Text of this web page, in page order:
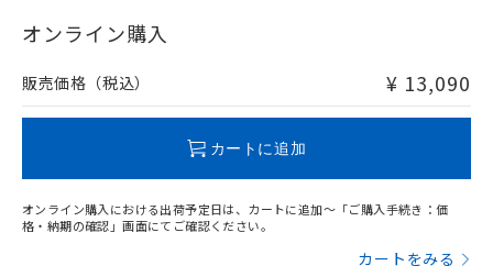
在庫等で未対応品が混在する可能性があります。
問い合わせください。
オンライン購入
販売価格（税込） ¥ 13,090
カートに追加
オンライン購入における出荷予定日は、カートに追加～「ご購入手続き：価
格・納期の確認」画面にてご確認ください。
カートをみる